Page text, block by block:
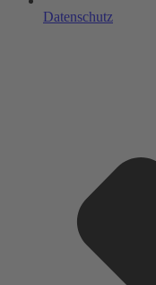
Datenschutz